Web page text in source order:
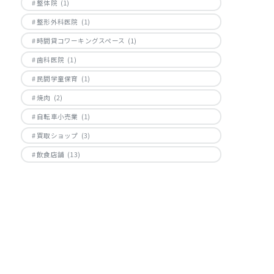
整体院 (1)
整形外科医院 (1)
時間貸コワーキングスペース (1)
歯科医院 (1)
民間学童保育 (1)
焼肉 (2)
自転車小売業 (1)
買取ショップ (3)
飲食店舗 (13)